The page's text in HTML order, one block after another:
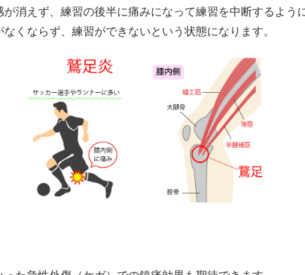
消えず、練習の後半に痛みになって練習を中断するよう
くならず、練習ができないという状態になります。